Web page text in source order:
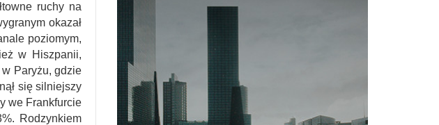
ruchy na
okazał
poziomym,
w Hiszpanii,
w Paryżu, gdzie
się silniejszy
we Frankfurcie
Rodzynkiem